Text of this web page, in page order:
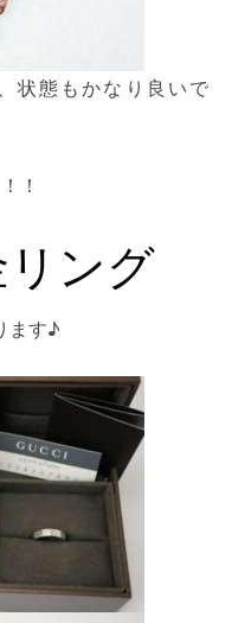
状態もかなり良いで
！
ング
ます♪